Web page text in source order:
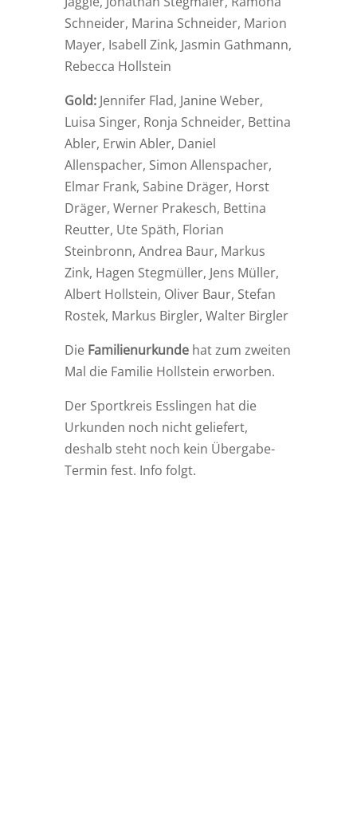
Schneider, Marina Schneider, Marion
Mayer, Isabell Zink, Jasmin Gathmann,
Rebecca Hollstein
Gold:Jennifer Flad, Janine Weber,
Luisa Singer, Ronja Schneider, Bettina
Abler, Erwin Abler, Daniel
Allenspacher, Simon Allenspacher,
Elmar Frank, Sabine Dräger, Horst
Dräger, Werner Prakesch, Bettina
Reutter, Ute Späth, Florian
Steinbronn, Andrea Baur, Markus
Zink, Hagen Stegmüller, Jens Müller,
Albert Hollstein, Oliver Baur, Stefan
Rostek, Markus Birgler, Walter Birgler
Die Familienurkundehat zum zweiten
Mal die Familie Hollstein erworben.
Der Sportkreis Esslingen hat die
Urkunden noch nicht geliefert,
deshalb steht noch kein Übergabe-
Termin fest. Info folgt.